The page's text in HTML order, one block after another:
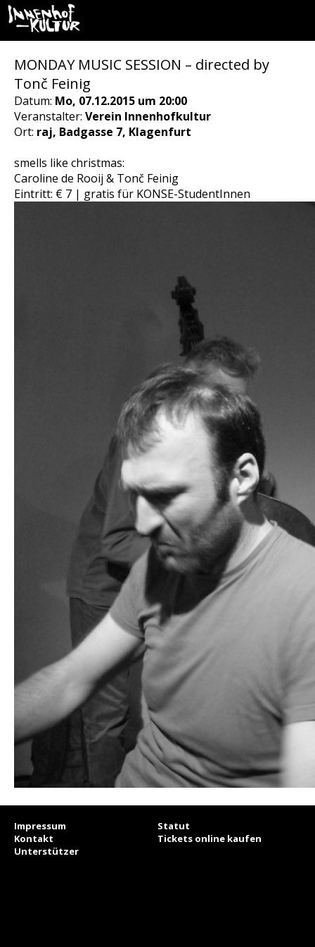
MONDAY MUSIC SESSION – directed by
Tonč Feinig
Datum: Mo, 07.12.2015 um 20:00
Veranstalter: Verein Innenhofkultur
Ort: raj, Badgasse 7, Klagenfurt
smells like christmas:
Caroline de Rooij & Tonč Feinig
Eintritt: € 7 | gratis für KONSE-StudentInnen
Impressum
Statut
Kontakt
Tickets online kaufen
Unterstützer